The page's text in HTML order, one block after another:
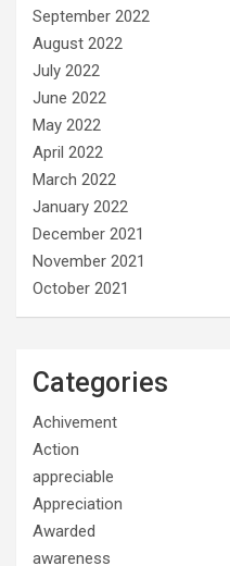
September 2022
August 2022
July 2022
June 2022
May 2022
April 2022
March 2022
January 2022
December 2021
November 2021
October 2021
Categories
Achivement
Action
appreciable
Appreciation
Awarded
awareness